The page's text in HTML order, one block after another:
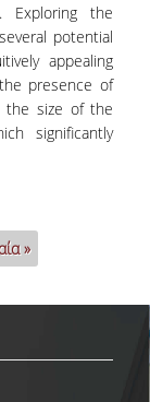
the
potential
appealing
presence of
the size of the
significantly
»